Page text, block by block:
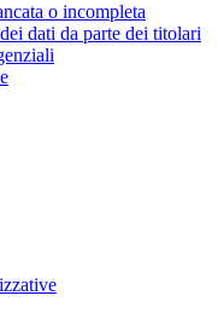
o incompleta
dati da parte dei titolari